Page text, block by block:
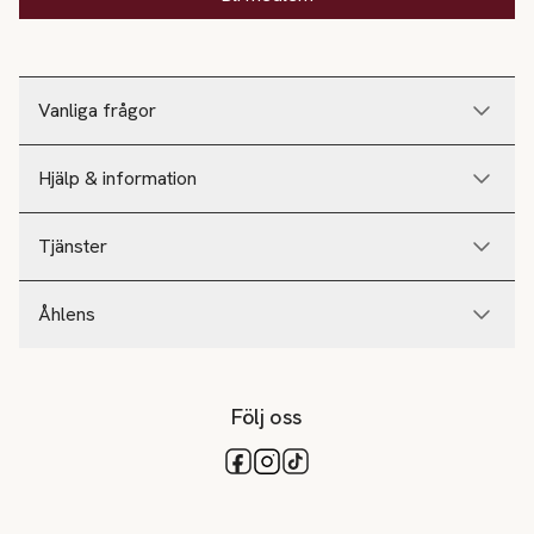
Vanliga frågor
Hjälp & information
Tjänster
Åhlens
Följ oss